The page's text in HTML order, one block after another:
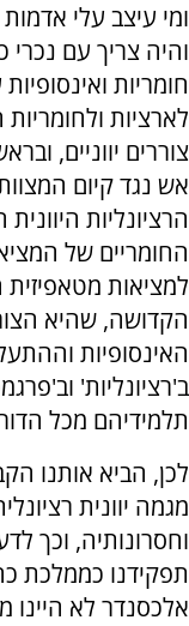
ומי עיצב עלי
והיה צריך עם נכרי
חומריות
לארציות
צוררים יווניים,
אש נגד קיום
הרציונליות
החומריים של
למציאות
הקדושה, שהיא
האינסופיות
ב'רציונליות'
תלמידיהם מכל
לכן, הביא אותנו
מגמה יוונית
וחסרונותיה, וכך
תפקידנו כממלכת
אלכסנדר לא היינו